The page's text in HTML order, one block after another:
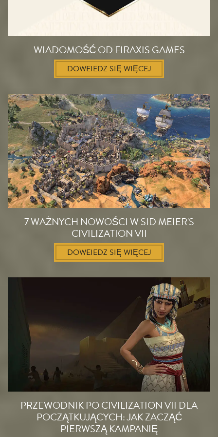
WIADOMOŚĆ OD FIRAXIS GAMES
DOWEIEDZ SIĘ WIĘCEJ
7 WAŻNYCH NOWOŚCI W SID MEIER'S
CIVILIZATION VII
DOWEIEDZ SIĘ WIĘCEJ
PRZEWODNIK PO CIVILIZATION VII DLA
POCZĄTKUJĄCYCH: JAK ZACZĄĆ
PIERWSZĄ KAMPANIĘ